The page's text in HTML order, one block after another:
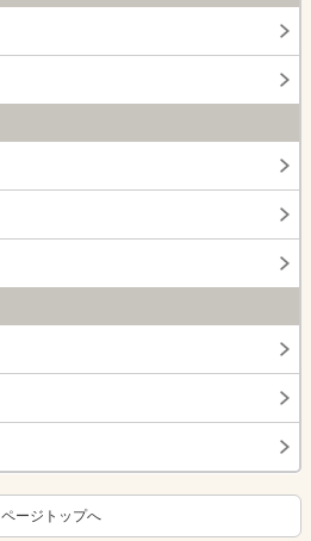
ページトップへ